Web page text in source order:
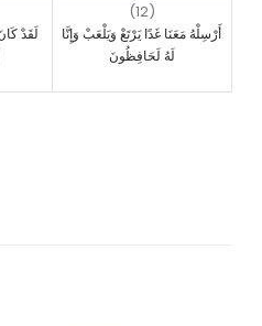
(12)
أَرْسِلْهُ مَعَنَا غَدًا يَرْتَعْ وَيَلْعَبْ وَإِنَّا
لَهُ لَحَافِظُونَ